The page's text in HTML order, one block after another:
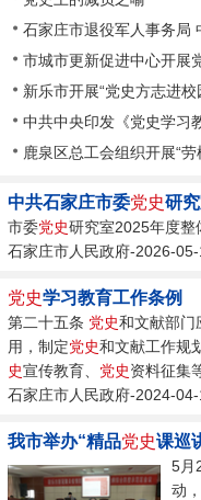
石家庄市退役军人事务局 中共石家庄市委党史研
市城市更新促进中心开展
新乐市开展“党史方志进校
中共中央印发《党史学习
鹿泉区总工会组织开展“劳模基层讲党
中共石家庄市委党史研
市委党史研究室2025年度整
石家庄市人民政府-2026-05-
党史学习教育工作条例
第二十五条 党史和文献部门
用，制定党史和文献工作规
史宣传教育、 党史资料征集
石家庄市人民政府-2024-04-
我市举办“精品党史课巡
5月
动